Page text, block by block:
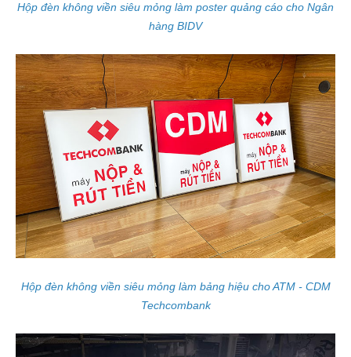
Hộp đèn không viền siêu mỏng làm poster quảng cáo cho Ngân
hàng BIDV
Hộp đèn không viền siêu mỏng làm bảng hiệu cho ATM - CDM
Techcombank